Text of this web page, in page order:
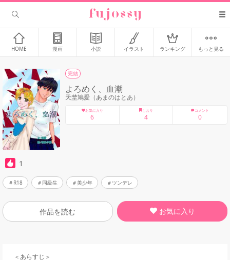
HOME 漫画 小説 イラスト ランキング もっと見る
完結
よろめく、血潮
天埜鳩愛（あまのはとあ）
お気に入り
6
しおり
4
コメント
0
1
R18 同級生 美少年 ツンデレ
作品を読む お気に入り
＜あらすじ＞